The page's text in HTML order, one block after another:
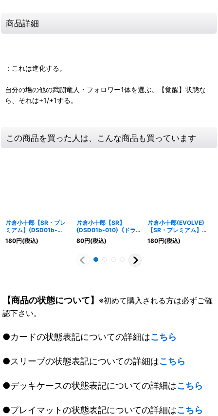
商品詳細
：これは進化する。
自分の場の他の武闘竜人・フォロワー1体を選ぶ。【覚醒】状態な
ら、それは+1/+1する。
この商品を買った人は、こんな商品も買っています
片倉小十郎【SR・プレ
ミアム】{DSD01b-
P03}《ドラゴン》
180円(税込)
片倉小十郎【SR】
{DSD01b-010}《ドラゴ
ン》
80円(税込)
片倉小十郎(EVOLVE)
【SR・プレミアム】
{DSD01b-P04}《ドラ
ゴン》
180円(税込)
【商品の状態について】 ※初めて購入される方は必ずご確
認下さい。
●カードの状態表記についての詳細はこちら
●スリーブの状態表記についての詳細はこちら
●デッキケースの状態表記についての詳細はこちら
●プレイマットの状態表記についての詳細はこちら